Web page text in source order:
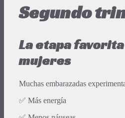
Segundo
La etapa
mujeres
Muchas embarazadas
✅ Más energía